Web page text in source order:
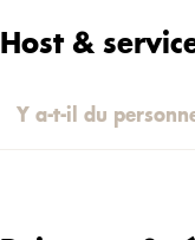
Host &
Y a-t-il du